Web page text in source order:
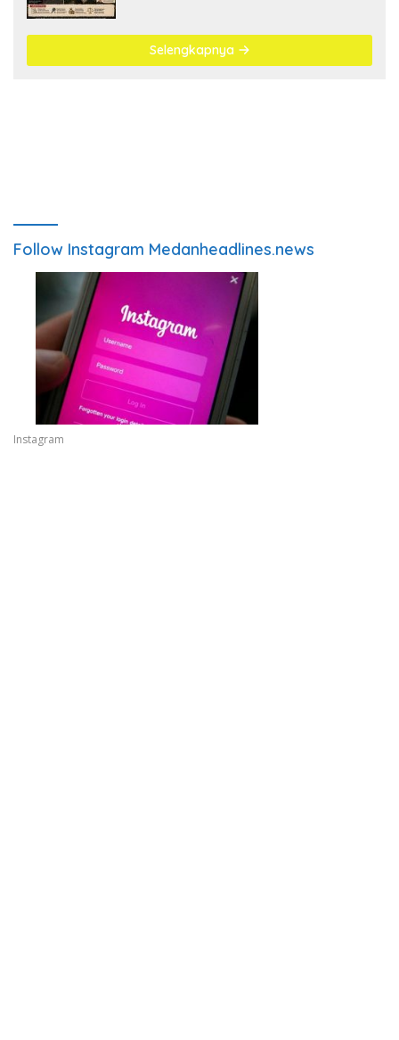
Selengkapnya
Follow Instagram Medanheadlines.news
Instagram